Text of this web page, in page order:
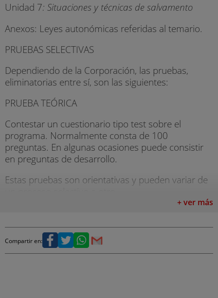
Unidad 7: Situaciones y técnicas de salvamento
Anexos: Leyes autonómicas referidas al temario.
PRUEBAS SELECTIVAS
Dependiendo de la Corporación, las pruebas,
eliminatorias entre sí, son las siguientes:
PRUEBA TEÓRICA
Contestar un cuestionario tipo test sobre el
programa. Normalmente consta de 100
preguntas. En algunas ocasiones puede consistir
en preguntas de desarrollo.
Estas pruebas son orientativas y pueden variar de
PRESS DE BANCA
Finalidad: Extensiones (codo) para medir la
+ ver más
Compartir en: